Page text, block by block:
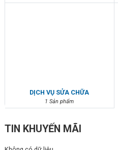
DỊCH VỤ SỬA CHỮA
1 Sản phẩm
TIN KHUYẾN MÃI